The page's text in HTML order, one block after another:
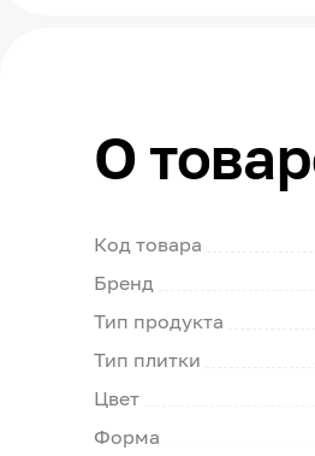
О
Код товара
Бренд
Тип продукта
Тип плитки
Цвет
Форма